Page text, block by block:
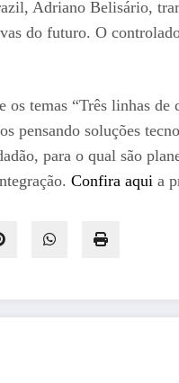
Adriano Belisário,
do futuro. O
os temas “Três linhas
pensando soluções
para o qual são
Confira aqui a